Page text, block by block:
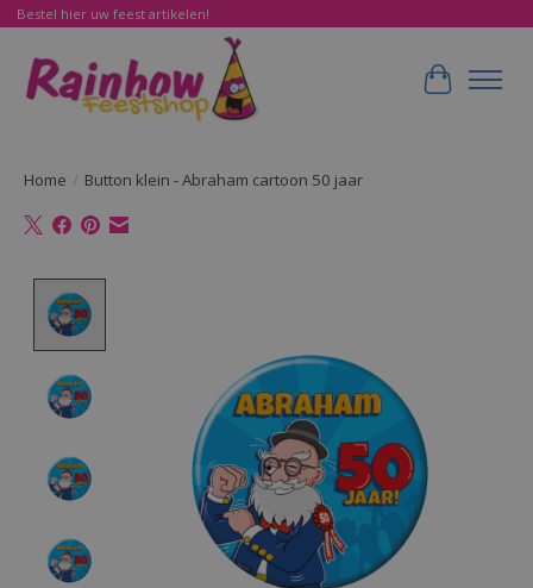
Bestel hier uw feest artikelen!
Home / Button klein - Abraham cartoon 50 jaar